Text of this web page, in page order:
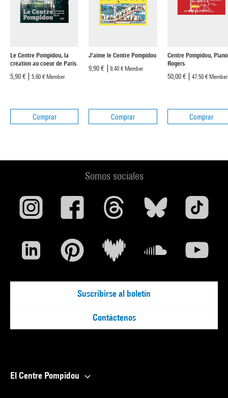
Le Centre Pompidou, la
création au coeur de Paris
5,90 €
5,60 € Member
Comprar
J'aime le Centre Pompidou
9,90 €
9,40 € Member
Comprar
Centre Pompidou,
Rogers
50,00 €
47,50 € Member
Comprar
Somos sociales
Suscribirse al boletín
Contáctenos
El Centre Pompidou